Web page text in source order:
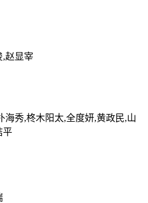
,赵显宰
海秀,柊木阳太,全度妍,黄政民,山
平